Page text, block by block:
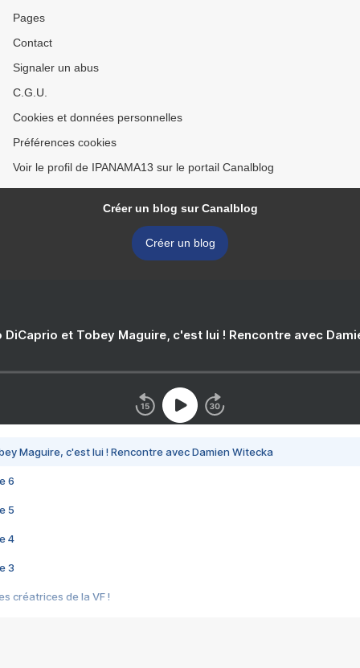
Pages
Contact
Signaler un abus
C.G.U.
Cookies et données personnelles
Préférences cookies
Voir le profil de IPANAMA13 sur le portail Canalblog
Créer un blog sur Canalblog
Créer un blog
DiCaprio et Tobey Maguire, c'est lui ! Rencontre avec
Maguire, c'est lui ! Rencontre avec Damien Witecka
6
5
4
3
créatrices de la VF !